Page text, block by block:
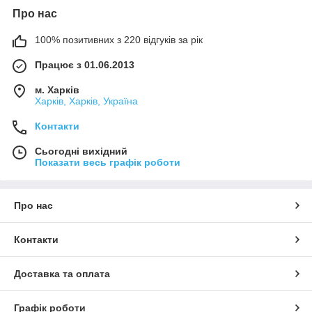
Про нас
100% позитивних з 220 відгуків за рік
Працює з 01.06.2013
м. Харків
Харків, Харків, Україна
Контакти
Сьогодні вихідний
Показати весь графік роботи
Про нас
Контакти
Доставка та оплата
Графік роботи